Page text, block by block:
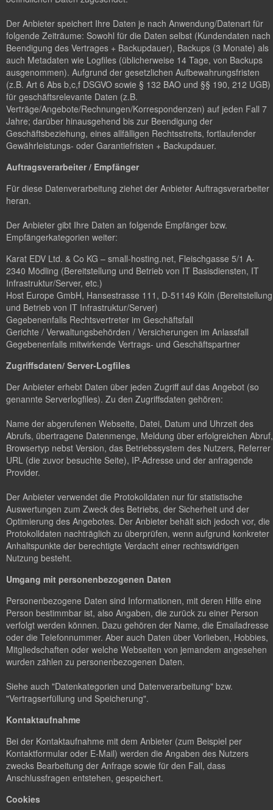
Der Anbieter speichert Ihre Daten je nach Anwendung/Datenart für
folgende Zeiträume: Sowohl für die Daten selbst (Kundendaten nach
Beendigung des Vertrages + Backupdauer), Backups (3 Monate) als
auch Metadaten wie Logfiles (üblicherweise 14 Tage, von Backups
ausgenommen). Aufgrund der gesetzlichen Aufbewahrungsfristen
(z.B. Art 6 Abs b,c,f DSGVO sowie § 132 BAO und §§ 190, 212 UGB)
für geschäftsrelevante Daten (z.B.
Verträge/Angebote/Rechnungen/Korrespondenzen) auf jeden Fall 7
Jahre; darüber hinausgehend bis zur Beendigung der
Geschäftsbeziehung, eines allfälligen Rechtsstreits, fortlaufender
Gewährleistungs- oder Garantiefristen + Backupdauer.
Auftragsverarbeiter / Empfänger
Für diese Datenverarbeitung ziehet der Anbieter Auftragsverarbeiter
heran.
Der Anbieter gibt Ihre Daten an folgende Empfänger bzw.
Empfängerkategorien weiter:
Karat EDV Ltd. & Co KG – small-hosting.net, Fleischgasse 5/1 A-
2340 Mödling (Bereitstellung und Betrieb von IT Basisdiensten, IT
Infrastruktur/Server, etc.)
Host Europe GmbH, Hansestrasse 111, D-51149 Köln (Bereitstellung
und Betrieb von IT Infrastruktur/Server)
Gegebenenfalls Rechtsvertreter im Geschäftsfall
Gerichte / Verwaltungsbehörden / Versicherungen im Anlassfall
Gegebenenfalls mitwirkende Vertrags- und Geschäftspartner
Zugriffsdaten/ Server-Logfiles
Der Anbieter erhebt Daten über jeden Zugriff auf das Angebot (so
genannte Serverlogfiles). Zu den Zugriffsdaten gehören:
Name der abgerufenen Webseite, Datei, Datum und Uhrzeit des
Abrufs, übertragene Datenmenge, Meldung über erfolgreichen Abruf,
Browsertyp nebst Version, das Betriebssystem des Nutzers, Referrer
URL (die zuvor besuchte Seite), IP-Adresse und der anfragende
Provider.
Der Anbieter verwendet die Protokolldaten nur für statistische
Auswertungen zum Zweck des Betriebs, der Sicherheit und der
Optimierung des Angebotes. Der Anbieter behält sich jedoch vor, die
Protokolldaten nachträglich zu überprüfen, wenn aufgrund konkreter
Anhaltspunkte der berechtigte Verdacht einer rechtswidrigen
Nutzung besteht.
Umgang mit personenbezogenen Daten
Personenbezogene Daten sind Informationen, mit deren Hilfe eine
Person bestimmbar ist, also Angaben, die zurück zu einer Person
verfolgt werden können. Dazu gehören der Name, die Emailadresse
oder die Telefonnummer. Aber auch Daten über Vorlieben, Hobbies,
Mitgliedschaften oder welche Webseiten von jemandem angesehen
wurden zählen zu personenbezogenen Daten.
Siehe auch "Datenkategorien und Datenverarbeitung" bzw.
"Vertragserfüllung und Speicherung".
Kontaktaufnahme
Bei der Kontaktaufnahme mit dem Anbieter (zum Beispiel per
Kontaktformular oder E-Mail) werden die Angaben des Nutzers
zwecks Bearbeitung der Anfrage sowie für den Fall, dass
Anschlussfragen entstehen, gespeichert.
Cookies